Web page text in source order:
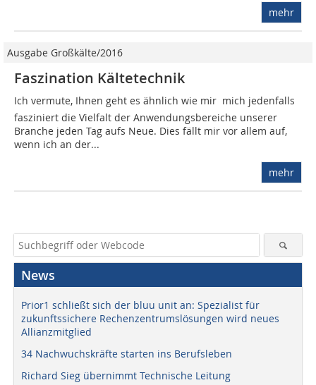
mehr
Ausgabe Großkälte/2016
Faszination Kältetechnik
Ich vermute, Ihnen geht es ähnlich wie mir  mich jedenfalls
fasziniert die Vielfalt der Anwendungsbereiche unserer
Branche jeden Tag aufs Neue. Dies fällt mir vor allem auf,
wenn ich an der...
mehr
News
Prior1 schließt sich der bluu unit an: Spezialist für
zukunftssichere Rechenzentrumslösungen wird neues
Allianzmitglied
34 Nachwuchskräfte starten ins Berufsleben
Richard Sieg übernimmt Technische Leitung